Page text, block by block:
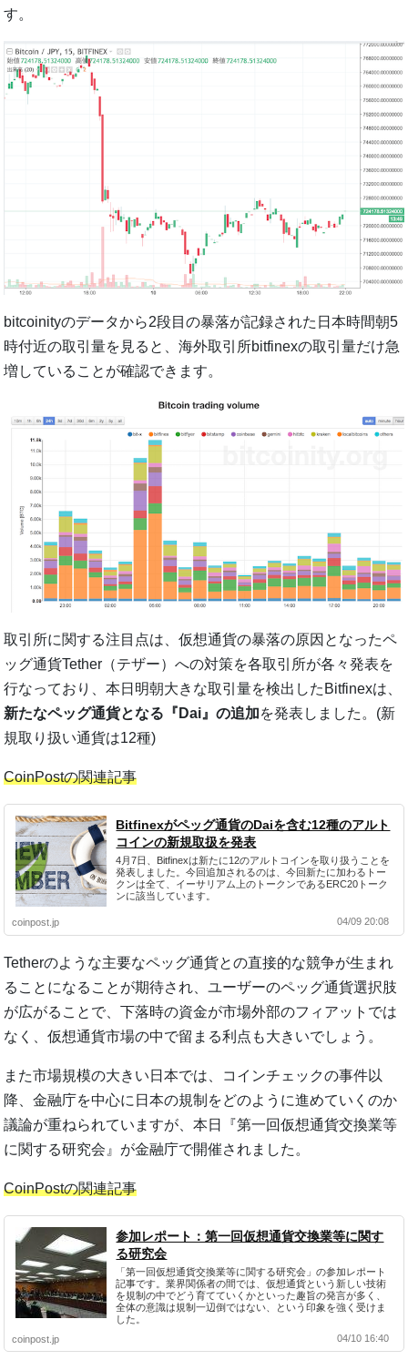
す。
bitcoinityのデータから2段目の暴落が記録された日本時間朝5
時付近の取引量を見ると、海外取引所bitfinexの取引量だけ急
増していることが確認できます。
取引所に関する注目点は、仮想通貨の暴落の原因となったペ
ッグ通貨Tether（テザー）への対策を各取引所が各々発表を
行なっており、本日明朝大きな取引量を検出したBitfinexは、
新たなペッグ通貨となる『Dai』の追加を発表しました。(新
規取り扱い通貨は12種)
CoinPostの関連記事
Bitfinexがペッグ通貨のDaiを含む12種のアルト
コインの新規取扱を発表
4月7日、Bitfinexは新たに12のアルトコインを取り扱うことを
発表しました。今回追加されるのは、今回新たに加わるトー
クンは全て、イーサリアム上のトークンであるERC20トーク
ンに該当しています。
coinpost.jp 04/09 20:08
Tetherのような主要なペッグ通貨との直接的な競争が生まれ
ることになることが期待され、ユーザーのペッグ通貨選択肢
が広がることで、下落時の資金が市場外部のフィアットでは
なく、仮想通貨市場の中で留まる利点も大きいでしょう。
また市場規模の大きい日本では、コインチェックの事件以
降、金融庁を中心に日本の規制をどのように進めていくのか
議論が重ねられていますが、本日『第一回仮想通貨交換業等
に関する研究会』が金融庁で開催されました。
CoinPostの関連記事
参加レポート：第一回仮想通貨交換業等に関す
る研究会
「第一回仮想通貨交換業等に関する研究会」の参加レポート
記事です。業界関係者の間では、仮想通貨という新しい技術
を規制の中でどう育てていくかといった趣旨の発言が多く、
全体の意識は規制一辺倒ではない、という印象を強く受けま
した。
coinpost.jp
04/10 16:40